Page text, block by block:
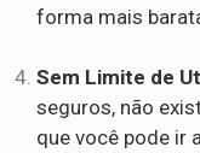
forma mais
Sem Limite de
seguros, não
que você pode ir